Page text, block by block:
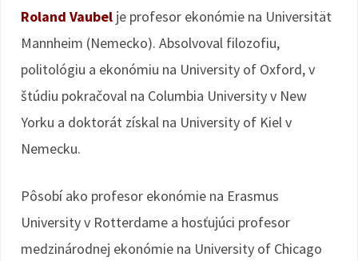
Roland Vaubel je profesor ekonómie na Universität
Mannheim (Nemecko). Absolvoval filozofiu,
politológiu a ekonómiu na University of Oxford, v
štúdiu pokračoval na Columbia University v New
Yorku a doktorát získal na University of Kiel v
Nemecku.
Pôsobí ako profesor ekonómie na Erasmus
University v Rotterdame a hosťujúci profesor
medzinárodnej ekonómie na University of Chicago